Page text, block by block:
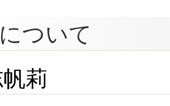
ついて
莉